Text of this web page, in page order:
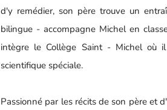
d'y remédier, son père trouve un
bilingue - accompagne Michel en
intègre le Collège Saint - Michel où
scientifique spéciale.
Passionné par les récits de son père et